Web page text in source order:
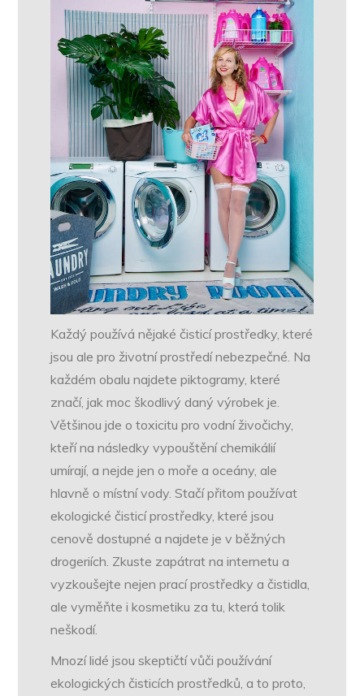
Každý používá nějaké čisticí prostředky, které
jsou ale pro životní prostředí nebezpečné. Na
každém obalu najdete piktogramy, které
značí, jak moc škodlivý daný výrobek je.
Většinou jde o toxicitu pro vodní živočichy,
kteří na následky vypouštění chemikálií
umírají, a nejde jen o moře a oceány, ale
hlavně o místní vody. Stačí přitom používat
ekologické čisticí prostředky, které jsou
cenově dostupné a najdete je v běžných
drogeriích. Zkuste zapátrat na internetu a
vyzkoušejte nejen prací prostředky a čistidla,
ale vyměňte i kosmetiku za tu, která tolik
neškodí.
Mnozí lidé jsou skeptičtí vůči používání
ekologických čisticích prostředků, a to proto,